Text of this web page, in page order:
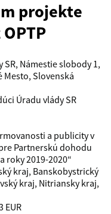
projekte
SR, Námestie slobody 1,
Mesto, Slovenská
Úradu vlády SR
a publicity v
Partnerskú dohodu
roky 2019-2020“
kraj, Banskobystrický
kraj, Nitriansky kraj,
EUR